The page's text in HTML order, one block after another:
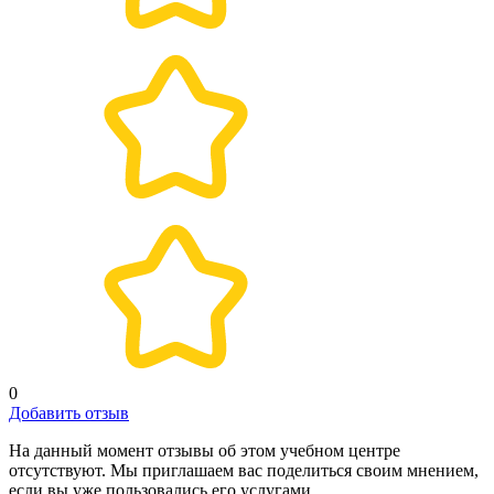
0
Добавить отзыв
На данный момент отзывы об этом учебном центре
отсутствуют. Мы приглашаем вас поделиться своим мнением,
если вы уже пользовались его услугами.